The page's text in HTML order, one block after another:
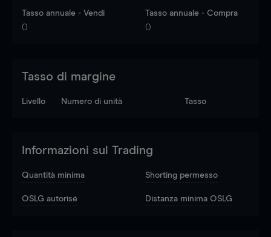
Tasso annuale - Vendi
0
Tasso annuale - Compra
0
Tasso di margine
Livello Numero di unità Tasso
Informazioni sul Trading
Quantità minima Shorting permesso
OSLG autorisé Distanza minima OSLG